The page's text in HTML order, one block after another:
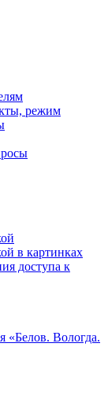
режим
в картинках
доступа к
«Белов. Вологда.